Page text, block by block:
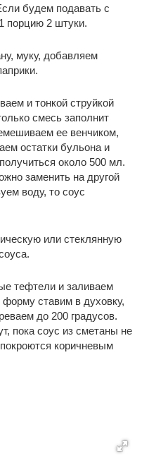
будем подавать с
порцию 2 штуки.
муку, добавляем
и тонкой струйкой
смесь заполнит
ее венчиком,
остатки бульона и
около 500 мл.
заменить на другой
воду, то соус
или стеклянную
тефтели и заливаем
ставим в духовку,
до 200 градусов.
пока соус из сметаны не
коричневым